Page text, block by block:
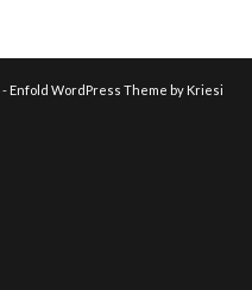
- Enfold WordPress Theme by Kriesi